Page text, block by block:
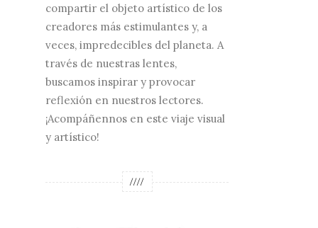
compartir el objeto artístico de los
creadores más estimulantes y, a
veces, impredecibles del planeta. A
través de nuestras lentes,
buscamos inspirar y provocar
reflexión en nuestros lectores.
¡Acompáñennos en este viaje visual
y artístico!
////